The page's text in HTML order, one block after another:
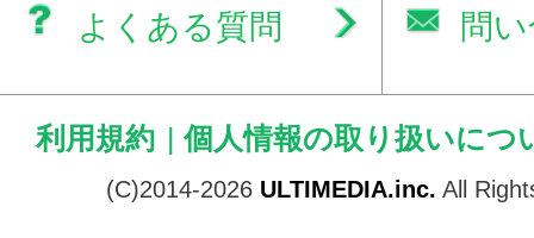
よくある質問 問
利用規約 | 個人情報の取り扱いにつ
(C)2014-2026 ULTIMEDIA.inc. All